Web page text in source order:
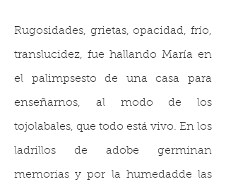
Rugosidades, grietas, opacidad, frío,
translucidez, fue hallando María en
el palimpsesto de una casa para
enseñarnos, al modo de los
tojolabales, que todo está vivo. En los
ladrillos de adobe germinan
memorias y por la humedadde las